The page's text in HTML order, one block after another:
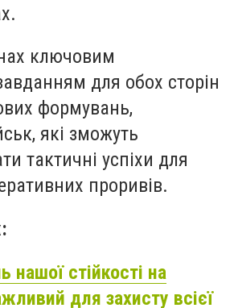
ключовим
для обох сторін
формувань,
які зможуть
тактичні успіхи для
проривів.
нашої стійкості на
для захисту всієї